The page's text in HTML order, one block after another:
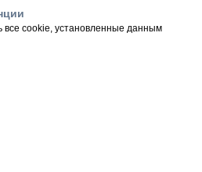
все cookie, установленные данным